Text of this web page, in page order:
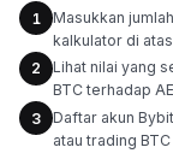
1
Masukkan
kalkulator di
2
Lihat nilai yang
BTC terhadap
3
Daftar akun
atau trading BTC